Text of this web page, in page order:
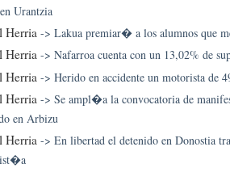
Urantzia
Herria-> Lakua premiar� a los alumnos que
Herria-> Nafarroa cuenta con un 13,02% de
Herria -> Herido en accidente un motorista de
Herria-> Se ampl�a la convocatoria de
en Arbizu
Herria-> En libertad el detenido en Donostia